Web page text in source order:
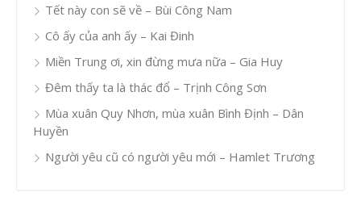
Tết này con sẽ về – Bùi Công Nam
Cô ấy của anh ấy – Kai Đinh
Miền Trung ơi, xin đừng mưa nữa – Gia Huy
Đêm thấy ta là thác đổ – Trịnh Công Sơn
Mùa xuân Quy Nhơn, mùa xuân Bình Định – Dân
Huyền
Người yêu cũ có người yêu mới – Hamlet Trương